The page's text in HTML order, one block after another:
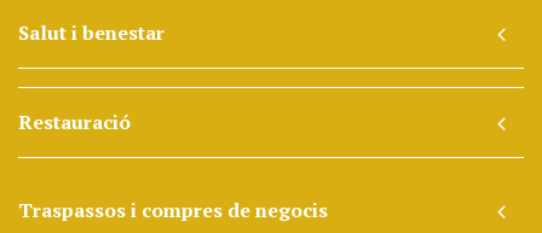
Salut i benestar
Restauració
Traspassos i compres de negocis